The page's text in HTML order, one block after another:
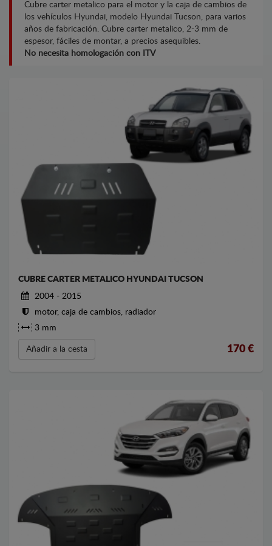
Cubre carter metalico para el motor y la caja de cambios de
los vehículos Hyundai, modelo Hyundai Tucson, para varios
años de fabricación. Cubre carter metalico, 2-3 mm de
espesor, fáciles de montar, a precios asequibles.
No necesita homologación con ITV
CUBRE CARTER METALICO HYUNDAI TUCSON
2004 - 2015
motor, caja de cambios, radiador
3 mm
Añadir a la cesta 170 €